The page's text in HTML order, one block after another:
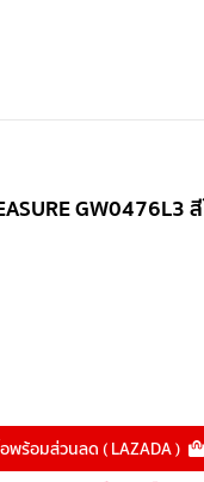
GW0476L3
พร้อมส่วนลด ( LAZADA )